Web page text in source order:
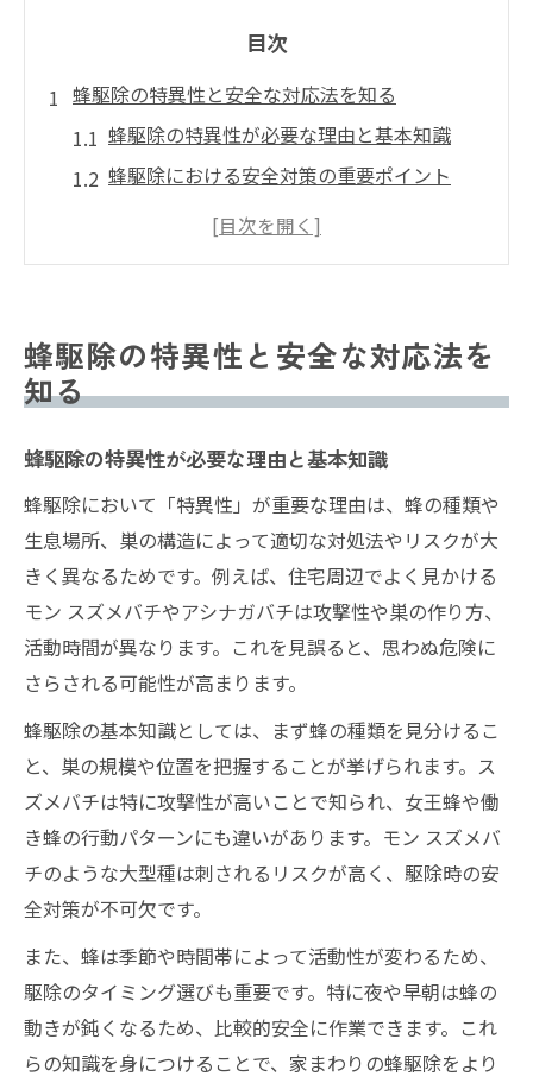
目次
蜂駆除の特異性と安全な対応法を知る
蜂駆除の特異性が必要な理由と基本知識
蜂駆除における安全対策の重要ポイント
蜂駆除を始める前に押さえたい注意点
スズメバチを見かけた時の危険度判断法
蜂駆除ではスズメバチの行動観察が必須
スズメバチが1匹で動く時の危険信号を解説
スズメバチ発見時の蜂駆除適切タイミング
夜間の蜂駆除が推奨される理由と注意点
蜂駆除時に気をつけるべき女王蜂の特徴
蜂駆除で押さえておきたい予防のコツ
蜂駆除で重要な巣作り予防法の基本
蜂駆除のための家まわり点検と対策習慣
蜂駆除対策で日常的にできる予防行動集
蜂駆除グッズの選び方と活用ポイント
蜂駆除を意識した隙間や換気口の管理法
オニヤンマグッズの効果と蜂対策の実際
蜂駆除におけるオニヤンマグッズの実効性
蜂駆除とオニヤンマグッズの使い分け方
蜂駆除目的でよく使われるグッズの体験談
オニヤンマグッズ使用時の注意と限界点
蜂駆除の現場で語られるグッズの効果比較
モンスズメバチなどの特徴や攻撃性を解説
蜂駆除の特異性と安全な対応法を
知る
蜂駆除の特異性が必要な理由と基本知識
蜂駆除において「特異性」が重要な理由は、蜂の種類や
生息場所、巣の構造によって適切な対処法やリスクが大
きく異なるためです。例えば、住宅周辺でよく見かける
モン スズメバチやアシナガバチは攻撃性や巣の作り方、
活動時間が異なります。これを見誤ると、思わぬ危険に
さらされる可能性が高まります。
蜂駆除の基本知識としては、まず蜂の種類を見分けるこ
と、巣の規模や位置を把握することが挙げられます。ス
ズメバチは特に攻撃性が高いことで知られ、女王蜂や働
き蜂の行動パターンにも違いがあります。モン スズメバ
チのような大型種は刺されるリスクが高く、駆除時の安
全対策が不可欠です。
また、蜂は季節や時間帯によって活動性が変わるため、
駆除のタイミング選びも重要です。特に夜や早朝は蜂の
動きが鈍くなるため、比較的安全に作業できます。これ
らの知識を身につけることで、家まわりの蜂駆除をより